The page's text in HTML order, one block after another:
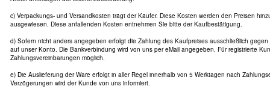
c) Verpackungs- und Versandkosten trägt der Käufer. Diese Kosten werden den Preisen
ausgewiesen. Diese anfallenden Kosten entnehmen Sie bitte der Kaufbestätigung.
d) Sofern nicht anders angegeben erfolgt die Zahlung des Kaufpreises ausschließlich gegen
auf unser Konto. Die Bankverbindung wird von uns per eMail angegeben. Für registrierte
Zahlungsvereinbarungen möglich.
e) Die Auslieferung der Ware erfolgt in aller Regel innerhalb von 5 Werktagen nach
Verzögerungen wird der Kunde von uns informiert.